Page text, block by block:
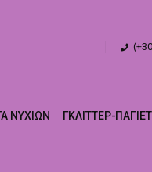
ΝΥΧΙΏΝ ΓΚΛΊΤΤΕΡ-